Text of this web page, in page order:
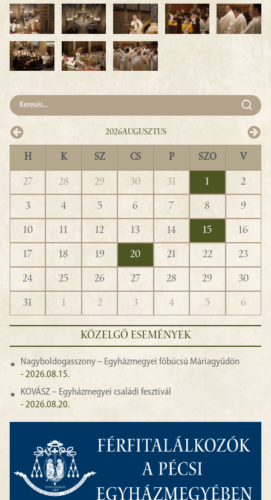
2026Augusztus
H K SZ CS P SZO V
27 28 29 30 31 1
2
3
4 5 6 7 8
9
10
11 12 13 14 15
16
17
18 19 20 21 22
23
24
25 26 27 28 29
30
31
1 2 3 4 5 6
KÖZELGŐ ESEMÉNYEK
Nagyboldogasszony – Egyházmegyei főbúcsú Máriagyűdön
- 2026.08.15.
KOVÁSZ – Egyházmegyei családi fesztivál
- 2026.08.20.